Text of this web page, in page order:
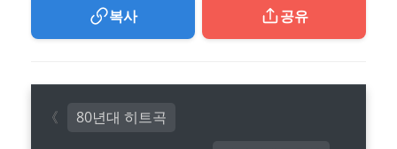
복사 공유
80년대 히트곡